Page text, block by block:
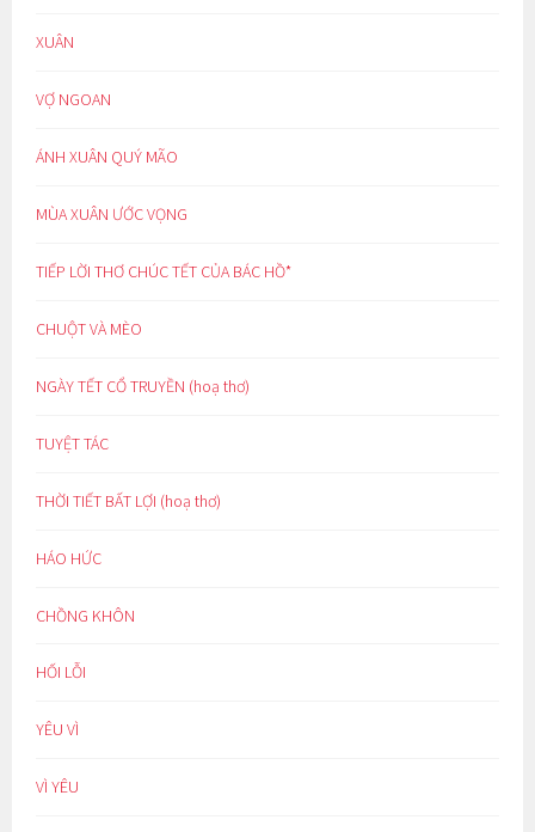
XUÂN
VỢ NGOAN
ÁNH XUÂN QUÝ MÃO
MÙA XUÂN ƯỚC VỌNG
TIẾP LỜI THƠ CHÚC TẾT CỦA BÁC HỒ*
CHUỘT VÀ MÈO
NGÀY TẾT CỔ TRUYỀN (hoạ thơ)
TUYỆT TÁC
THỜI TIẾT BẤT LỢI (hoạ thơ)
HÁO HỨC
CHỒNG KHÔN
HỐI LỖI
YÊU VÌ
VÌ YÊU